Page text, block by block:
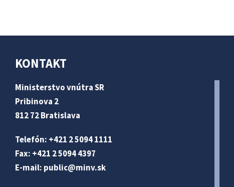
KONTAKT
Ministerstvo vnútra SR
Pribinova 2
812 72 Bratislava
Telefón: +421 2 5094 1111
Fax: +421 2 5094 4397
E-mail: public@minv.sk